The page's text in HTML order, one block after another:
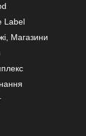
Label
Магазини